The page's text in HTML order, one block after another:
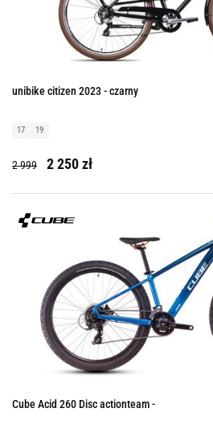
unibike citizen 2023 - czarny
17 19
2 999 2 250 zł
Cube Acid 260 Disc actionteam -